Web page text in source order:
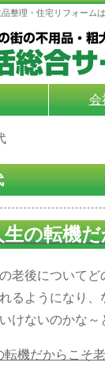
整理・住宅リフォーム
会
生の転機
老後について
るようになり
けないのかな～
転機だからこそ